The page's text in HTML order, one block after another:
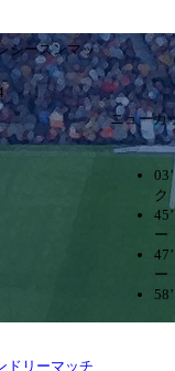
シーズンマッ
ニューカ
ク
ー
ー
ドリーマッチ